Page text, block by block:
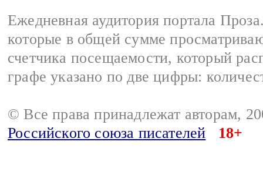
Ежедневная аудитория портала
которые в общей сумме
счетчика посещаемости, который
графе указано по две цифры:
© Все права принадлежат авторам,
Российского союза писателей
18+